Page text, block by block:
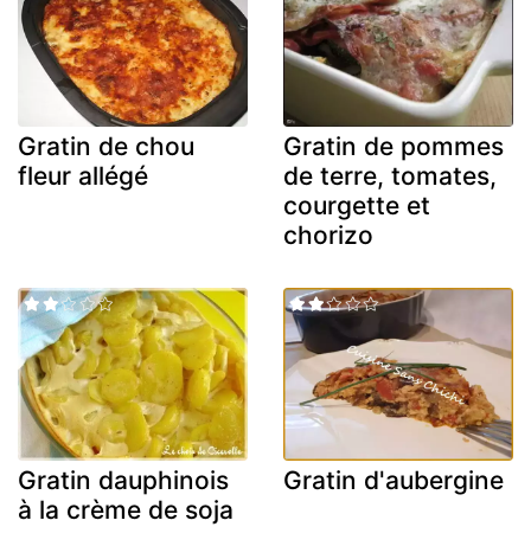
Gratin de chou
fleur allégé
Gratin de pommes
de terre, tomates,
courgette et
chorizo
Gratin dauphinois
à la crème de soja
Gratin d'aubergine